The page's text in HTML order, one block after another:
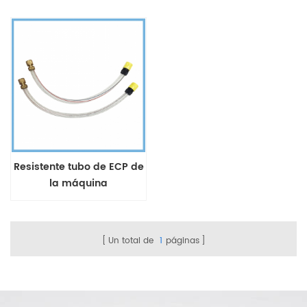
Resistente tubo de ECP de
la máquina
Un total de 1 páginas